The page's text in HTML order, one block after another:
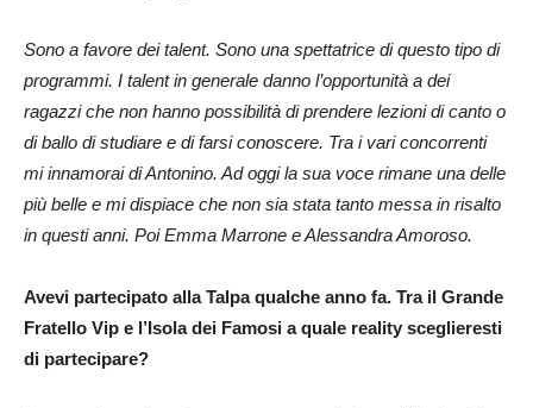
Sono a favore dei talent. Sono una spettatrice di questo tipo di
programmi. I talent in generale danno l’opportunità a dei
ragazzi che non hanno possibilità di prendere lezioni di canto o
di ballo di studiare e di farsi conoscere. Tra i vari concorrenti
mi innamorai di Antonino. Ad oggi la sua voce rimane una delle
più belle e mi dispiace che non sia stata tanto messa in risalto
in questi anni. Poi Emma Marrone e Alessandra Amoroso.
Avevi partecipato alla Talpa qualche anno fa. Tra il Grande
Fratello Vip e l’Isola dei Famosi a quale reality sceglieresti
di partecipare?